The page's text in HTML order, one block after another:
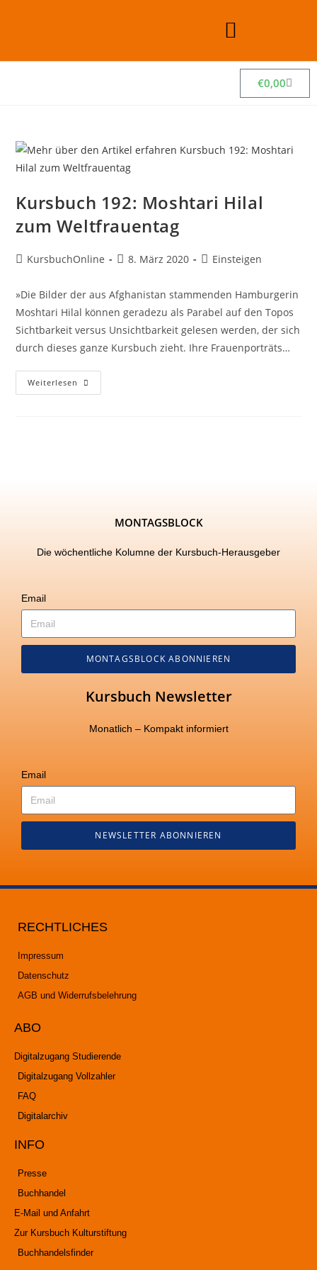
€0,00
Kursbuch 192: Moshtari Hilal
zum Weltfrauentag
KursbuchOnline 8. März 2020 Einsteigen
»Die Bilder der aus Afghanistan stammenden Hamburgerin
Moshtari Hilal können geradezu als Parabel auf den Topos
Sichtbarkeit versus Unsichtbarkeit gelesen werden, der sich
durch dieses ganze Kursbuch zieht. Ihre Frauenporträts…
Weiterlesen
MONTAGSBLOCK
Die wöchentliche Kolumne der Kursbuch-Herausgeber
Email
MONTAGSBLOCK ABONNIEREN
Kursbuch Newsletter
Monatlich – Kompakt informiert
Email
NEWSLETTER ABONNIEREN
RECHTLICHES
Impressum
Datenschutz
AGB und Widerrufsbelehrung
ABO
Digitalzugang Studierende
Digitalzugang Vollzahler
FAQ
Digitalarchiv
INFO
Presse
Buchhandel
E-Mail und Anfahrt
Zur Kursbuch Kulturstiftung
Buchhandelsfinder